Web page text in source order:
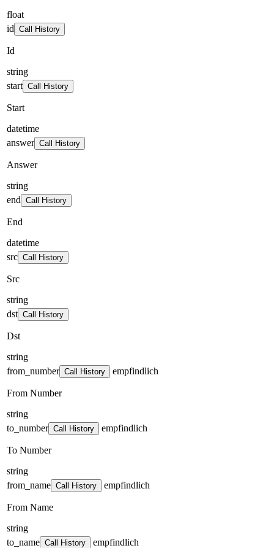
float
id Call History
Id
string
start Call History
Start
datetime
answer Call History
Answer
string
end Call History
End
datetime
src Call History
Src
string
dst Call History
Dst
string
from_number Call History empfindlich
From Number
string
to_number Call History empfindlich
To Number
string
from_name Call History empfindlich
From Name
string
to_name Call History empfindlich